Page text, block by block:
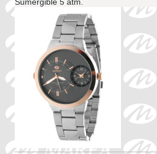
Sumergible 5 atm.